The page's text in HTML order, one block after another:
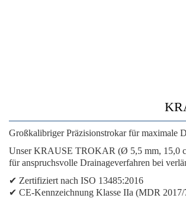
Großkalibriger Präzisionstrokar für maximale
Unser KRAUSE TROKAR (Ø 5,5 mm, 15,0
für anspruchsvolle Drainageverfahren bei
✔ Zertifiziert nach ISO 13485:2016
✔ CE-Kennzeichnung Klasse IIa (MDR 2017/